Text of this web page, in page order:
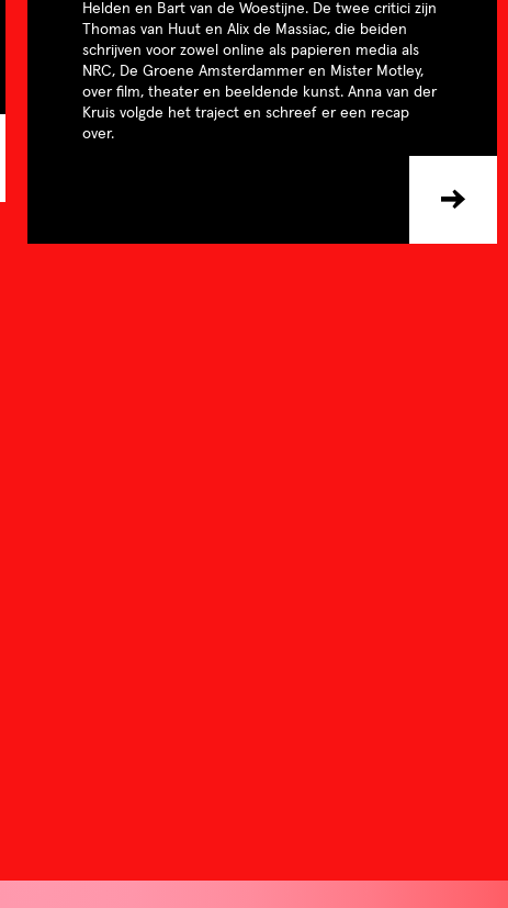
Helden en Bart van de Woestijne. De twee critici zijn
Thomas van Huut en Alix de Massiac, die beiden
schrijven voor zowel online als papieren media als
NRC, De Groene Amsterdammer en Mister Motley,
over film, theater en beeldende kunst. Anna van der
Kruis volgde het traject en schreef er een recap
over.